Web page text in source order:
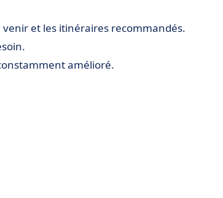
et les itinéraires recommandés.
amélioré.